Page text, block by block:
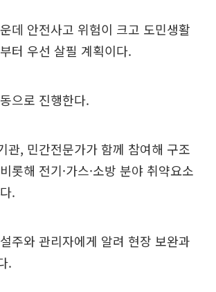
데 안전사고 위험이 크고 도민생활
터 우선 살필 계획이다.
으로 진행한다.
관, 민간전문가가 함께 참여해 구조
롯해 전기·가스·소방 분야 취약요소
.
주와 관리자에게 알려 현장 보완과
.